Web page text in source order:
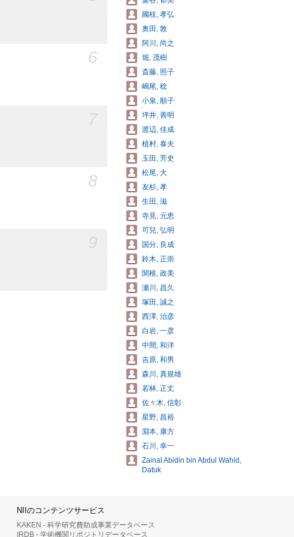
6
8
國枝, 孝弘
奥田, 敦
阿川, 尚之
堀, 茂樹
斎藤, 照子
嶋尾, 稔
小泉, 順子
坪井, 善明
渡辺, 佳成
植村, 泰夫
玉田, 芳史
松尾, 大
友杉, 孝
生田, 滋
寺見, 元恵
可兒, 弘明
国分, 良成
鈴木, 正崇
関根, 政美
瀬川, 昌久
塚田, 誠之
西澤, 治彦
白岩, 一彦
中間, 和洋
吉原, 和男
森川, 真規雄
若林, 正丈
佐々木, 信彰
星野, 昌裕
淵本, 康方
石川, 幸一
Zainal Abidin bin Abdul Wahid,
Datuk
NIIのコンテンツサービス
KAKEN - 科学研究費助成事業データベース
IRDB - 学術機関リポジトリデータベース